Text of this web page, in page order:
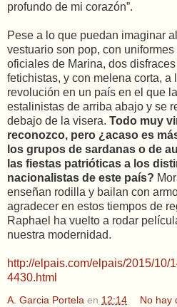
profundo de mi corazón”.
Pese a lo que puedan imaginar
vestuario son pop, con
oficiales de Marina, dos
fetichistas, y con melena corta, a
revolución en un país en el que
estalinistas de arriba abajo y se
debajo de la visera. Todo muy
reconozco, pero ¿acaso es
los grupos de sardanas o de
las fiestas patrióticas a los
nacionalistas de este país?
enseñan rodilla y bailan con
agradecer en estos tiempos de
Raphael ha vuelto a rodar
nuestra modernidad.
http://elpais.com/elpais/2015/10/
4430.html
A. Garcia Portela en 12:14 No hay